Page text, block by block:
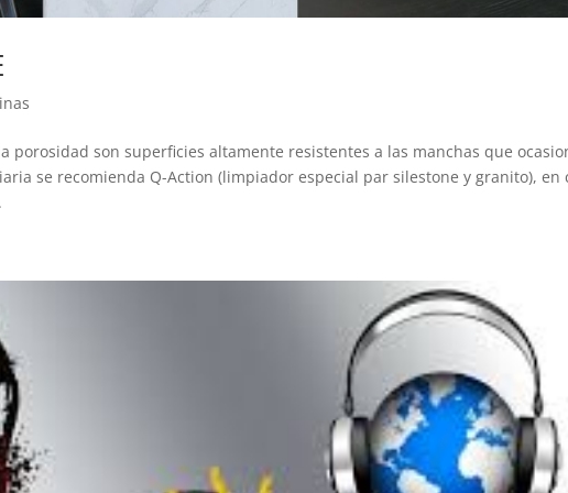
porosidad son superficies altamente resistentes a las manchas que
se recomienda Q-Action (limpiador especial par silestone y granito), en